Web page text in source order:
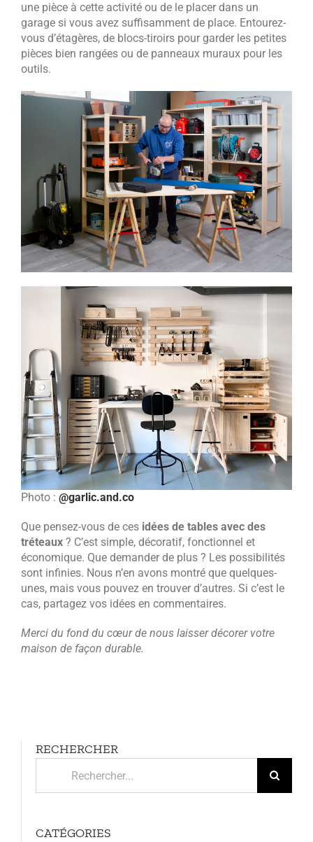
une pièce à cette activité ou de le placer dans un
garage si vous avez suffisamment de place. Entourez-
vous d’étagères, de blocs-tiroirs pour garder les petites
pièces bien rangées ou de panneaux muraux pour les
outils.
Photo : @garlic.and.co
Que pensez-vous de ces idées de tables avec des
tréteaux ? C’est simple, décoratif, fonctionnel et
économique. Que demander de plus ? Les possibilités
sont infinies. Nous n’en avons montré que quelques-
unes, mais vous pouvez en trouver d’autres. Si c’est le
cas, partagez vos idées en commentaires.
Merci du fond du cœur de nous laisser décorer votre
maison de façon durable.
RECHERCHER
CATÉGORIES